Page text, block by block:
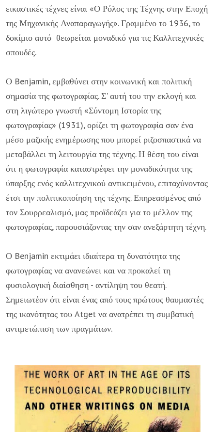
εικαστικές τέχνες είναι «Ο Ρόλος της Τέχνης στην Εποχή
της Μηχανικής Αναπαραγωγής». Γραμμένο το 1936, το
δοκίμιο αυτό θεωρείται μοναδικό για τις Καλλιτεχνικές
σπουδές.
Ο Benjamin, εμβαθύνει στην κοινωνική και πολιτική
σημασία της φωτογραφίας. Σ' αυτή του την εκλογή και
στη λιγώτερο γνωστή «Σύντομη Ιστορία της
φωτογραφίας» (1931), ορίζει τη φωτογραφία σαν ένα
μέσο μαζικής ενημέρωσης που μπορεί ριζοσπαστικά να
μεταβάλλει τη λειτουργία της τέχνης. Η θέση του είναι
ότι η φωτογραφία καταστρέφει την μοναδικότητα της
ύπαρξης ενός καλλιτεχνικού αντικειμένου, επιταχύνοντας
έτσι την πολιτικοποίηση της τέχνης. Επηρεασμένος από
τον Σουρρεαλισμό, μας προϊδεάζει για το μέλλον της
φωτογραφίας, παρουσιάζοντας την σαν ανεξάρτητη τέχνη.
Ο Benjamin εκτιμάει ιδιαίτερα τη δυνατότητα της
φωτογραφίας να ανανεώνει και να προκαλεί τη
φυσιολογική διαίσθηση - αντίληψη του θεατή.
Σημειωτέον ότι είναι ένας από τους πρώτους θαυμαστές
της ικανότητας του Atget να ανατρέπει τη συμβατική
αντιμετώπιση των πραγμάτων.